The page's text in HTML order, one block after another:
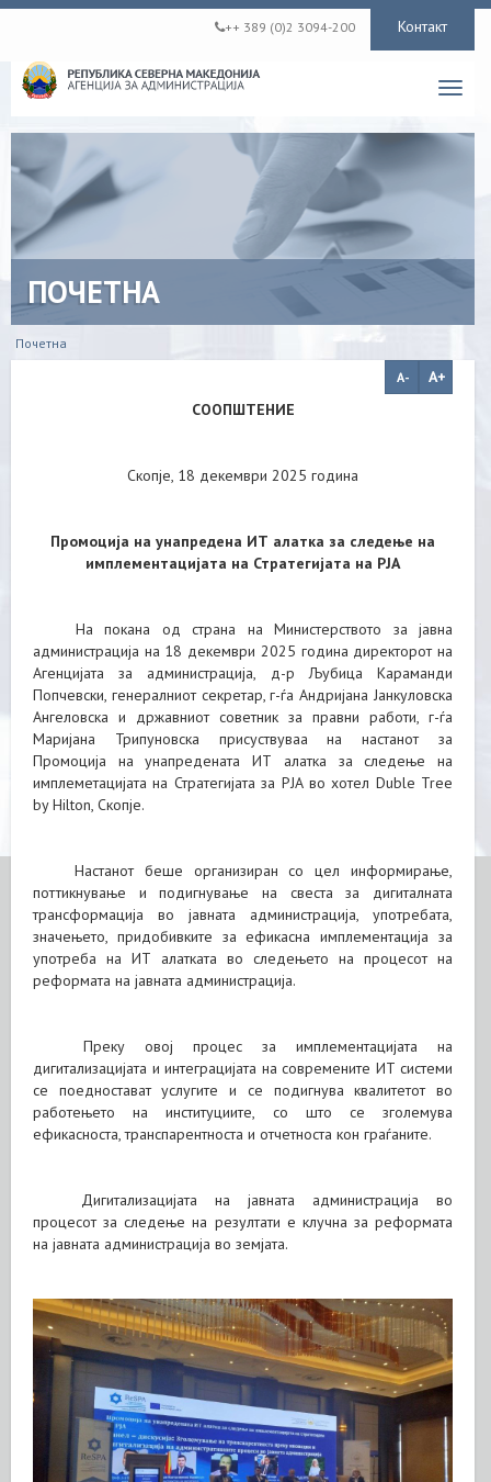
++ 389 (0)2 3094-200 Контакт
ПОЧЕТНА
Почетна
СООПШТЕНИЕ
Скопје, 18 декември 2025 година
Промоција на унапредена ИТ алатка за следење на
имплементацијата на Стратегијата на РЈА
На покана од страна на Министерството за јавна
администрација на 18 декември 2025 година директорот на
Агенцијата за администрација, д-р Љубица Караманди
Попчевски, генералниот секретар, г-ѓа Андријана Јанкуловска
Ангеловска и државниот советник за правни работи, г-ѓа
Маријана Трипуновска присуствуваа на настанот за
Промоција на унапредената ИТ алатка за следење на
имплеметацијата на Стратегијата за РЈА во хотел Duble Tree
by Hilton, Скопје.
Настанот беше организиран со цел информирање,
поттикнување и подигнување на свеста за дигиталната
трансформација во јавната администрација, употребата,
значењето, придобивките за ефикасна имплементација за
употреба на ИТ алатката во следењето на процесот на
реформата на јавната администрација.
Преку овој процес за имплементацијата на
дигитализацијата и интеграцијата на современите ИТ системи
се поедностават услугите и се подигнува квалитетот во
работењето на институциите, со што се зголемува
ефикасноста, транспарентноста и отчетноста кон граѓаните.
Дигитализацијата на јавната администрација во
процесот за следење на резултати е клучна за реформата
на јавната администрација во земјата.